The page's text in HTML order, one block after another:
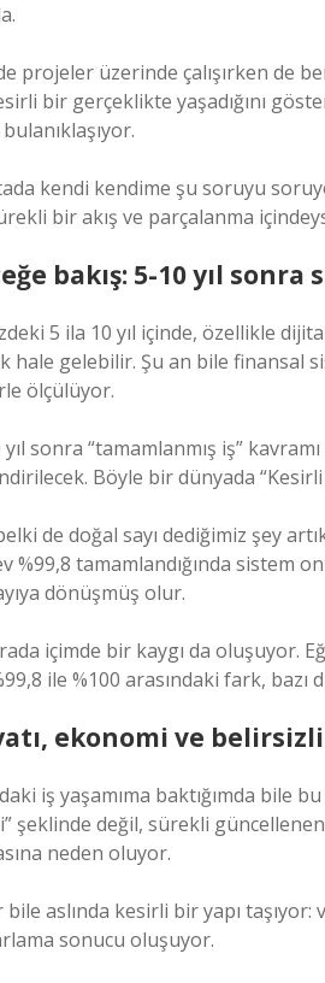
projeler üzerinde çalışırken de
bir gerçeklikte yaşadığını
kendi kendime şu soruyu
bir akış ve parçalanma
bakış: 5-10 yıl
5 ila 10 yıl içinde, özellikle
hale gelebilir. Şu an bile finansal
ölçülüyor.
sonra “tamamlanmış iş”
Böyle bir dünyada
de doğal sayı dediğimiz şey
%99,8 tamamlandığında sistem
dönüşmüş olur.
içimde bir kaygı da oluşuyor.
ile %100 arasındaki fark,
ekonomi ve
iş yaşamıma baktığımda bile
şeklinde değil, sürekli
neden oluyor.
bile aslında kesirli bir yapı
sonucu oluşuyor.